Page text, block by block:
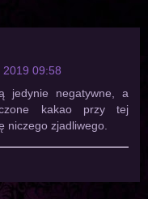
09:58
jedynie negatywne, a
kakao przy tej
niczego zjadliwego.